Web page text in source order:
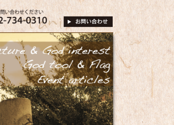
ご相談・お問い合
072-734-0310